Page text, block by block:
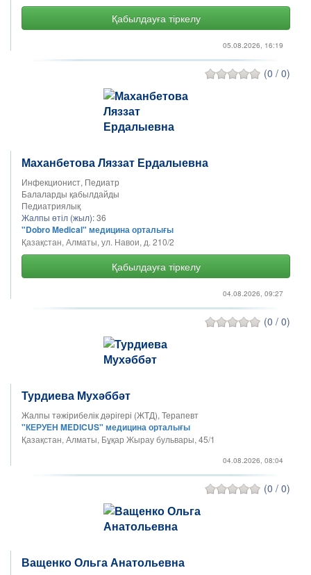
Қабылдауға тіркелу
05.08.2026, 16:19
(0 / 0)
Маханбетова Ляззат Ердалыевна
Инфекционист, Педиатр
Балаларды қабылдайды
Педиатриялық
Жалпы өтіл (жыл):36
"Dobro Medical" медицина орталығы
Қазақстан, Алматы, ул. Навои, д. 210/2
Қабылдауға тіркелу
04.08.2026, 09:27
(0 / 0)
Турдиева Мухәббәт
Жалпы тәжірибелік дәрігері (ЖТД), Терапевт
"КЕРУЕН MEDICUS" медицина орталығы
Қазақстан, Алматы, Бұқар Жырау бульвары, 45/1
04.08.2026, 08:04
(0 / 0)
Ващенко Ольга Анатольевна